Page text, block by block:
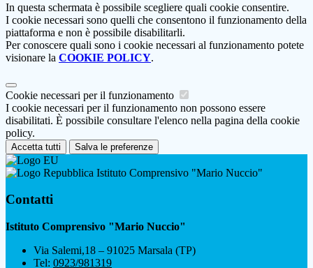
In questa schermata è possibile scegliere quali cookie consentire.
I cookie necessari sono quelli che consentono il funzionamento della
piattaforma e non è possibile disabilitarli.
Per conoscere quali sono i cookie necessari al funzionamento potete
visionare la COOKIE POLICY.
Cookie necessari per il funzionamento
I cookie necessari per il funzionamento non possono essere
disabilitati. È possibile consultare l'elenco nella pagina della cookie
policy.
Accetta tutti Salva le preferenze
Istituto Comprensivo "Mario Nuccio"
Contatti
Istituto Comprensivo "Mario Nuccio"
Via Salemi,18 – 91025 Marsala (TP)
Tel: 0923/981319